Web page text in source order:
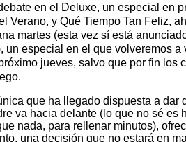
en el Deluxe, un especial en
Verano, y Qué Tiempo Tan Feliz,
martes (esta vez sí está
un especial en el que volveremos
jueves, salvo que por fin los
que ha llegado dispuesta a dar
va hacia delante (lo que no sé es
nada, para rellenar minutos),
una decisión que no estará en